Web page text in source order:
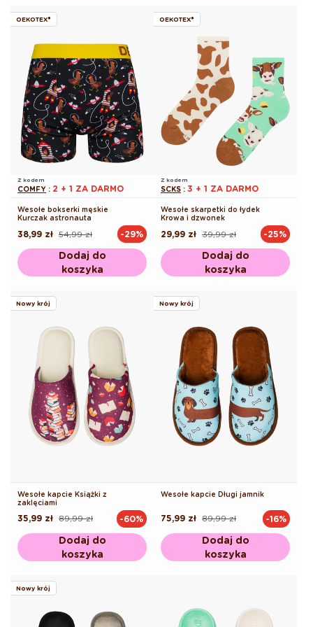
OEKOTEX®
Z kodem
COMFY : 2 + 1 ZA DARMO
Wesołe bokserki męskie
Kurczak astronauta
Cena
54,99 zł
Cena
38,99 zł -29%
Dodaj do
koszyka
OEKOTEX®
Z kodem
SCKS : 3 + 1 ZA DARMO
Wesołe skarpetki do łydek
Krowa i dzwonek
Cena
39,99 zł
Cena
29,99 zł -25%
Dodaj do
koszyka
Nowy krój
Wesołe kapcie Książki z
zaklęciami
Cena
89,99 zł
Cena
35,99 zł -60%
Dodaj do
koszyka
Nowy krój
Wesołe kapcie Długi jamnik
Cena
89,99 zł
Cena
75,99 zł -16%
Dodaj do
koszyka
Nowy krój